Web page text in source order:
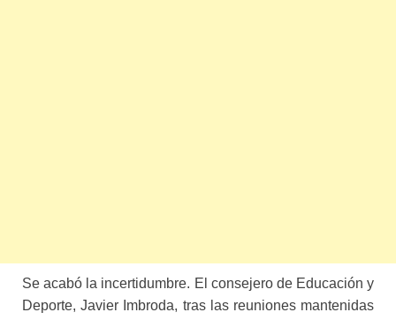
Se acabó la incertidumbre. El consejero de Educación y
Deporte, Javier Imbroda, tras las reuniones mantenidas